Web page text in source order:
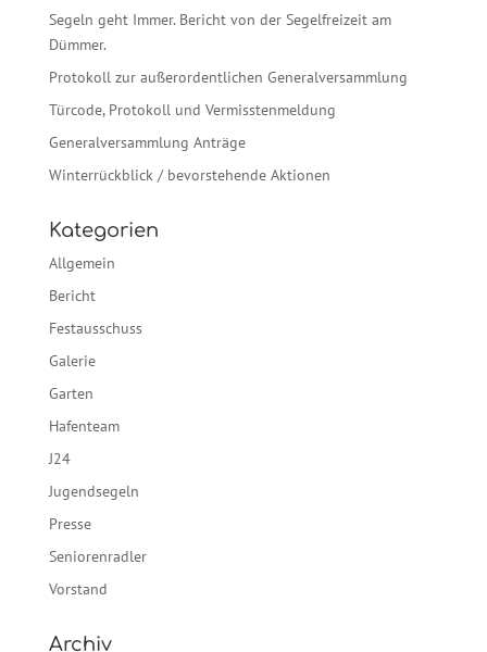
Segeln geht Immer. Bericht von der Segelfreizeit am
Dümmer.
Protokoll zur außerordentlichen Generalversammlung
Türcode, Protokoll und Vermisstenmeldung
Generalversammlung Anträge
Winterrückblick / bevorstehende Aktionen
Kategorien
Allgemein
Bericht
Festausschuss
Galerie
Garten
Hafenteam
J24
Jugendsegeln
Presse
Seniorenradler
Vorstand
Archiv